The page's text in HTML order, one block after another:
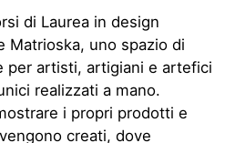
di Laurea in design
Matrioska, uno spazio di
per artisti, artigiani e artefici
realizzati a mano.
i propri prodotti e
creati, dove